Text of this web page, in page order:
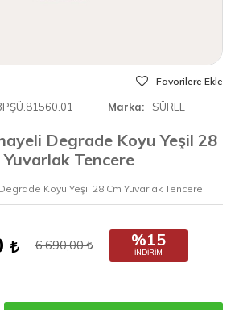
Favorilere Ekle
Marka SÜREL
Degrade Koyu Yeşil 28
Yuvarlak Tencere
Koyu Yeşil 28 Cm Yuvarlak Tencere
6.690,00 %15
İNDIRIM